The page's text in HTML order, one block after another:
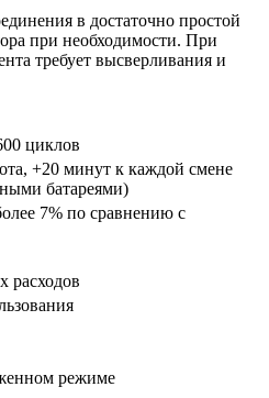
в достаточно простой
при необходимости. При
требует высверливания и
циклов
+20 минут к каждой смене
батареями)
7% по сравнению с
расходов
режиме